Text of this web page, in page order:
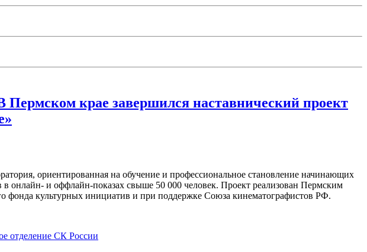
Пермском крае завершился наставнический проект
ориентированная на обучение и профессиональное становление начинающих
в онлайн- и оффлайн-показах свыше 50 000 человек. Проект реализован Пермским
фонда культурных инициатив и при поддержке Союза кинематографистов РФ.
отделение СК России